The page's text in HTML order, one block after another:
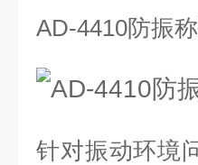
AD-4410防振
针对振动环境